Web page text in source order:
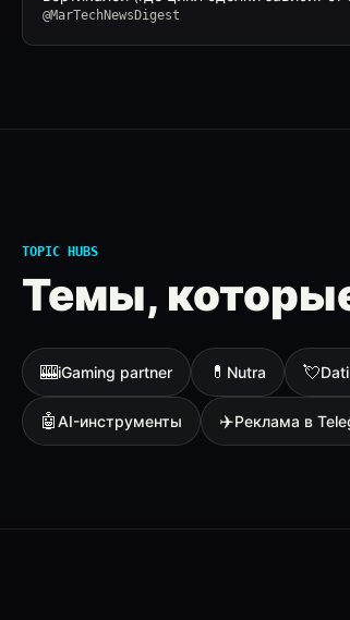
@MarTechNewsDigest
TOPIC HUBS
Темы,
🎰iGaming partner 💊 Nutra 💘
🤖AI-инструменты ✈️Реклама в